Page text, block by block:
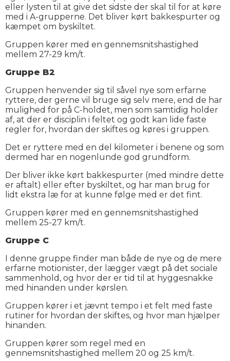
eller lysten til at give det sidste der skal til for at køre
med i A-grupperne. Det bliver kørt bakkespurter og
kæmpet om byskiltet.
Gruppen kører med en gennemsnitshastighed
mellem 27-29 km/t.
Gruppe B2
Gruppen henvender sig til såvel nye som erfarne
ryttere, der gerne vil bruge sig selv mere, end de har
mulighed for på C-holdet, men som samtidig holder
af, at der er disciplin i feltet og godt kan lide faste
regler for, hvordan der skiftes og køres i gruppen.
Det er ryttere med en del kilometer i benene og som
dermed har en nogenlunde god grundform.
Der bliver ikke kørt bakkespurter (med mindre dette
er aftalt) eller efter byskiltet, og har man brug for
lidt ekstra læ for at kunne følge med er det fint.
Gruppen kører med en gennemsnitshastighed
mellem 25-27 km/t.
Gruppe C
I denne gruppe finder man både de nye og de mere
erfarne motionister, der lægger vægt på det sociale
sammenhold, og hvor der er tid til at hyggesnakke
med hinanden under kørslen.
Gruppen kører i et jævnt tempo i et felt med faste
rutiner for hvordan der skiftes, og hvor man hjælper
hinanden.
Gruppen kører som regel med en
gennemsnitshastighed mellem 20 og 25 km/t.